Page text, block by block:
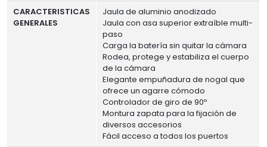
CARACTERISTICAS
GENERALES
Jaula de aluminio anodizado
Jaula con asa superior extraíble multi-
paso
Carga la batería sin quitar la cámara
Rodea, protege y estabiliza el cuerpo
de la cámara
Elegante empuñadura de nogal que
ofrece un agarre cómodo
Controlador de giro de 90º
Montura zapata para la fijación de
diversos accesorios
Fácil acceso a todos los puertos